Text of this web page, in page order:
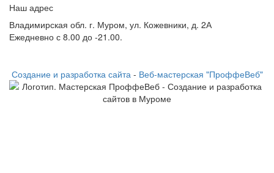
Наш адрес
Владимирская обл. г. Муром, ул. Кожевники, д. 2А
Ежедневно с 8.00 до -21.00.
Создание и разработка сайта - Веб-мастерская "ПроффеВеб"